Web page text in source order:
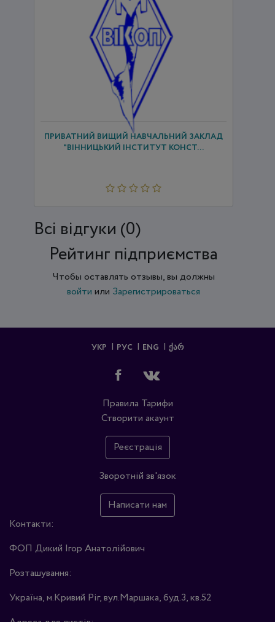
ПРИВАТНИЙ ВИЩИЙ НАВЧАЛЬНИЙ ЗАКЛАД
"ВІННИЦЬКИЙ ІНСТИТУТ КОНСТ...
Всi відгуки (0)
Рейтинг підприємства
Чтобы оставлять отзывы, вы должны
войти или Зарегистрироваться
УКР РУС ENG ᲥᲐᲠ
Правила Тарифи
Створити акаунт
Реєстрація
Зворотній зв'язок
Написати нам
Контакти:
ФОП Дикий Ігор Анатолійович
Розташування:
Україна, м.Кривий Ріг, вул.Маршака, буд.3, кв.52